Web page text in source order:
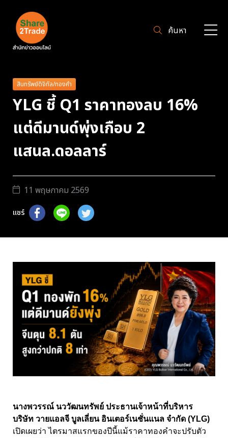
ค้นหา
สินทรัพย์ดิจิทัล/ทองคำ
YLG ชี้ Q1 ราคาทองลบ 16%
แต่ดีมานด์พุ่งเกือบ 2
แสนล.ดอลลาร์
11 พฤษภาคม 2569
แชร์
นางพวรรณ์ นววัฒนทรัพย์ ประธานเจ้าหน้าที่บริหาร
บริษัท วายแอลจี บูลเลี่ยน อินเตอร์เนชั่นแนล จำกัด (YLG)
เปิดเผยว่า ไตรมาสแรกของปีนี้แม้ราคาทองคำจะปรับตัว